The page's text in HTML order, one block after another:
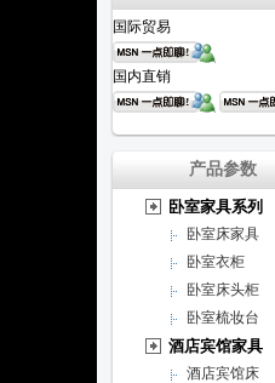
国际贸易
国内直销
产品参数
卧室家具系列
卧室床家具
卧室衣柜
卧室床头柜
卧室梳妆台
酒店宾馆家具
酒店宾馆床